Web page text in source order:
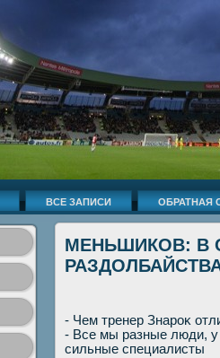
ВСЕ ЗАПИСИ ОБРАТНАЯ
МЕНЬШИКОВ: В
- Чем тренер Знароκ
- Все мы разные люди, у
сильные специалисты